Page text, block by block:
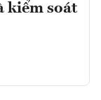
kiểm soát